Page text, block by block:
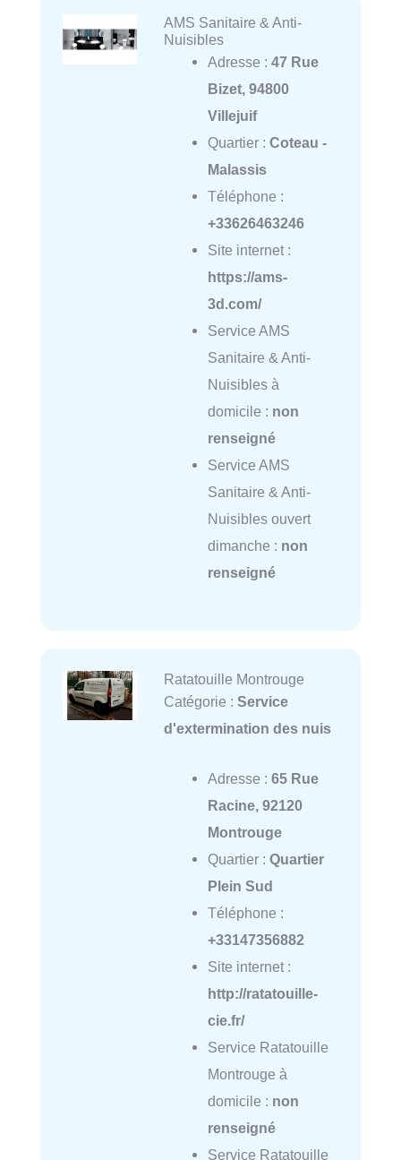
AMS Sanitaire & Anti-
Nuisibles
Adresse : 47 Rue
Bizet, 94800
Villejuif
Quartier : Coteau -
Malassis
Téléphone :
+33626463246
Site internet :
https://ams-
3d.com/
Service AMS
Sanitaire & Anti-
Nuisibles à
domicile : non
renseigné
Service AMS
Sanitaire & Anti-
Nuisibles ouvert
dimanche : non
renseigné
Ratatouille Montrouge
Catégorie : Service
d'extermination des nuis
Adresse : 65 Rue
Racine, 92120
Montrouge
Quartier : Quartier
Plein Sud
Téléphone :
+33147356882
Site internet :
http://ratatouille-
cie.fr/
Service Ratatouille
Montrouge à
domicile : non
renseigné
Service Ratatouille